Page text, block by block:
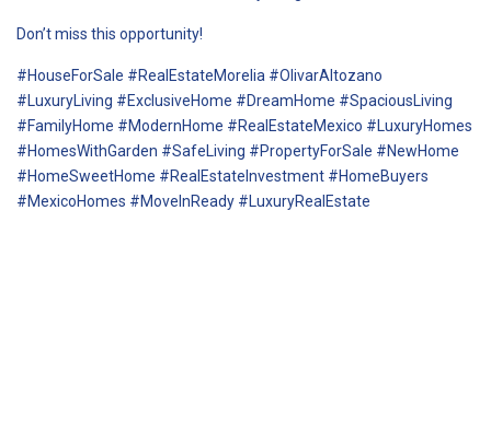
Don’t miss this opportunity!
#HouseForSale #RealEstateMorelia #OlivarAltozano
#LuxuryLiving #ExclusiveHome #DreamHome #SpaciousLiving
#FamilyHome #ModernHome #RealEstateMexico #LuxuryHomes
#HomesWithGarden #SafeLiving #PropertyForSale #NewHome
#HomeSweetHome #RealEstateInvestment #HomeBuyers
#MexicoHomes #MoveInReady #LuxuryRealEstate